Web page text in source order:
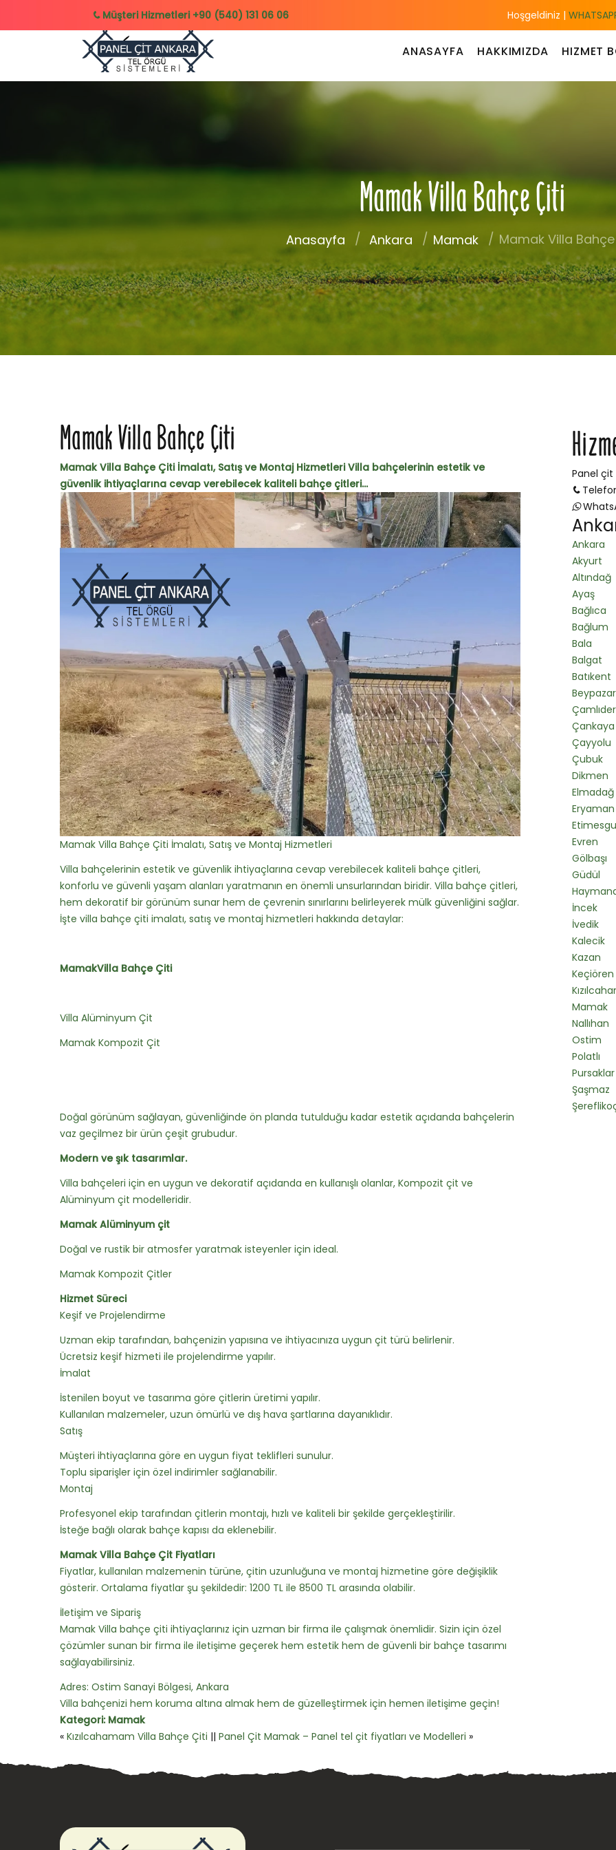
Müşteri Hizmetleri +90 (540) 131 06 06 Hoşgeldiniz |
ANASAYFA HAKKIMIZDA HIZMET
Mamak Villa Bahçe Çiti
Anasayfa Ankara Mamak Mamak Villa
Panel çit
Ankara
Akyurt
Altındağ
Ayaş
Bağlıca
Bağlum
Bala
Balgat
Batıkent
Çankaya
Çayyolu
Çubuk
Dikmen
Elmadağ
Eryaman
Evren
Gölbaşı
Güdül
İncek
İvedik
Kalecik
Kazan
Keçiören
Mamak
Nallıhan
Ostim
Polatlı
Pursaklar
Şaşmaz
Mamak Villa Bahçe Çiti
Mamak Villa Bahçe Çiti İmalatı, Satış ve Montaj Hizmetleri Villa bahçelerinin estetik ve
güvenlik ihtiyaçlarına cevap verebilecek kaliteli bahçe çitleri...
Mamak Villa Bahçe Çiti İmalatı, Satış ve Montaj Hizmetleri
Villa bahçelerinin estetik ve güvenlik ihtiyaçlarına cevap verebilecek kaliteli bahçe çitleri,
konforlu ve güvenli yaşam alanları yaratmanın en önemli unsurlarından biridir. Villa bahçe çitleri,
hem dekoratif bir görünüm sunar hem de çevrenin sınırlarını belirleyerek mülk güvenliğini sağlar.
İşte villa bahçe çiti imalatı, satış ve montaj hizmetleri hakkında detaylar:
MamakVilla Bahçe Çiti
Villa Alüminyum Çit
Mamak Kompozit Çit
Doğal görünüm sağlayan, güvenliğinde ön planda tutulduğu kadar estetik açıdanda bahçelerin
vaz geçilmez bir ürün çeşit grubudur.
Modern ve şık tasarımlar.
Villa bahçeleri için en uygun ve dekoratif açıdanda en kullanışlı olanlar, Kompozit çit ve
Alüminyum çit modelleridir.
Mamak Alüminyum çit
Doğal ve rustik bir atmosfer yaratmak isteyenler için ideal.
Mamak Kompozit Çitler
Hizmet Süreci
Keşif ve Projelendirme
Uzman ekip tarafından, bahçenizin yapısına ve ihtiyacınıza uygun çit türü belirlenir.
Ücretsiz keşif hizmeti ile projelendirme yapılır.
İmalat
İstenilen boyut ve tasarıma göre çitlerin üretimi yapılır.
Kullanılan malzemeler, uzun ömürlü ve dış hava şartlarına dayanıklıdır.
Satış
Müşteri ihtiyaçlarına göre en uygun fiyat teklifleri sunulur.
Toplu siparişler için özel indirimler sağlanabilir.
Montaj
Profesyonel ekip tarafından çitlerin montajı, hızlı ve kaliteli bir şekilde gerçekleştirilir.
İsteğe bağlı olarak bahçe kapısı da eklenebilir.
Mamak Villa Bahçe Çit Fiyatları
Fiyatlar, kullanılan malzemenin türüne, çitin uzunluğuna ve montaj hizmetine göre değişiklik
gösterir. Ortalama fiyatlar şu şekildedir: 1200 TL ile 8500 TL arasında olabilir.
İletişim ve Sipariş
Mamak Villa bahçe çiti ihtiyaçlarınız için uzman bir firma ile çalışmak önemlidir. Sizin için özel
çözümler sunan bir firma ile iletişime geçerek hem estetik hem de güvenli bir bahçe tasarımı
sağlayabilirsiniz.
Adres: Ostim Sanayi Bölgesi, Ankara
Villa bahçenizi hem koruma altına almak hem de güzelleştirmek için hemen iletişime geçin!
Kategori: Mamak
«Kızılcahamam Villa Bahçe Çiti ||Panel Çit Mamak – Panel tel çit fiyatları ve Modelleri »